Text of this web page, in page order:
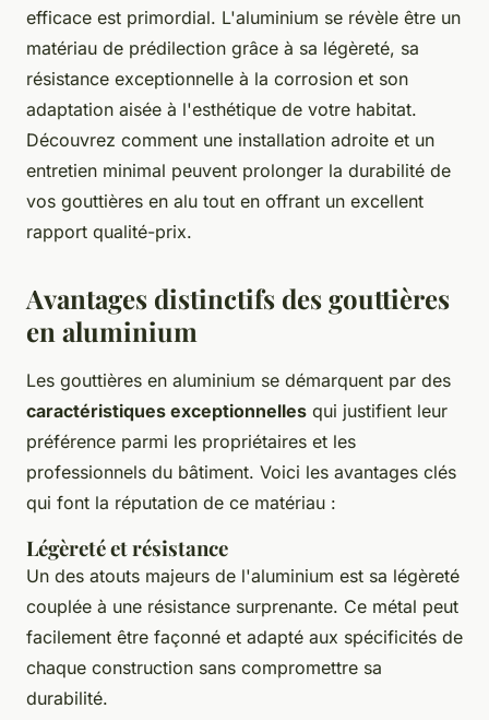
efficace est primordial. L'aluminium se révèle être un
matériau de prédilection grâce à sa légèreté, sa
résistance exceptionnelle à la corrosion et son
adaptation aisée à l'esthétique de votre habitat.
Découvrez comment une installation adroite et un
entretien minimal peuvent prolonger la durabilité de
vos gouttières en alu tout en offrant un excellent
rapport qualité-prix.
Avantages distinctifs des gouttières
en aluminium
Les gouttières en aluminium se démarquent par des
caractéristiques exceptionnelles qui justifient leur
préférence parmi les propriétaires et les
professionnels du bâtiment. Voici les avantages clés
qui font la réputation de ce matériau :
Légèreté et résistance
Un des atouts majeurs de l'aluminium est sa légèreté
couplée à une résistance surprenante. Ce métal peut
facilement être façonné et adapté aux spécificités de
chaque construction sans compromettre sa
durabilité.